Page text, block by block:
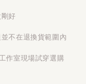
好
不在退換貨範圍內
作室現場試穿選購